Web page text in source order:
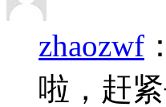
zhaozwf ：
啦，赶